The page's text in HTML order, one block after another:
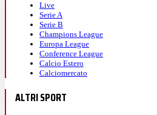
Live
Serie A
Serie B
Champions League
Europa League
Conference League
Calcio Estero
Calciomercato
ALTRI SPORT